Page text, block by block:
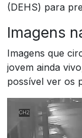
(DEHS) para
Imagens
Imagens que
jovem ainda
possível ver os